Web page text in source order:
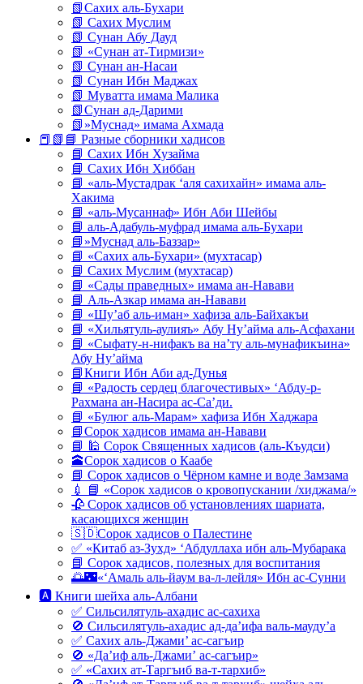
📗Сахих аль-Бухари
📗 Сахих Муслим
📗 Сунан Абу Дауд
📗 «Сунан ат-Тирмизи»
📗 Сунан ан-Насаи
📗 Сунан Ибн Маджах
📗 Муватта имама Малика
📗Сунан ад-Дарими
📗»Муснад» имама Ахмада
📕📗📘 Разные сборники хадисов
📘 Сахих Ибн Хузайма
📘 Сахих Ибн Хиббан
📘 «аль-Мустадрак ‘аля сахихайн» имама аль-
Хакима
📘 «аль-Мусаннаф» Ибн Аби Шейбы
📘 аль-Адабуль-муфрад имама аль-Бухари
📘»Муснад аль-Баззар»
📘 «Сахих аль-Бухари» (мухтасар)
📘 Сахих Муслим (мухтасар)
📘 «Сады праведных» имама ан-Навави
📘 Аль-Азкар имама ан-Навави
📘 «Шу’аб аль-иман» хафиза аль-Байхакъи
📘 «Хильятуль-аулияъ» Абу Ну’айма аль-Асфахани
📘 «Сыфату-н-нифакъ ва на’ту аль-мунафикъина»
Абу Ну’айма
📘Книги Ибн Аби ад-Дунья
📘 «Радость сердец благочестивых» ‘Абду-р-
Рахмана ан-Насира ас-Са’ди.
📘 «Булюг аль-Марам» хафиза Ибн Хаджара
📘Сорок хадисов имама ан-Навави
📘 🕌 Сорок Священных хадисов (аль-Къудси)
🕋Сорок хадисов о Каабе
📘 Сорок хадисов о Чёрном камне и воде Замзама
💉 📘 «Сорок хадисов о кровопускании /хиджама/»
🥀 Сорок хадисов об установлениях шариата,
касающихся женщин
🇸🇩Сорок хадисов о Палестине
✅ «Китаб аз-Зухд» ‘Абдуллаха ибн аль-Мубарака
📘 Сорок хадисов, полезных для воспитания
🌅🌃«‘Амаль аль-йаум ва-л-лейля» Ибн ас-Сунни
🅰 Книги шейха аль-Албани
✅ Сильсилятуль-ахадис ас-сахиха
🚫 Сильсилятуль-ахадис ад-да’ифа валь-мауду’а
✅ Сахих аль-Джами’ ас-сагъир
🚫 «Да’иф аль-Джами’ ас-сагъир»
✅ «Сахих ат-Таргъиб ва-т-тархиб»